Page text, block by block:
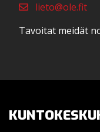
lieto@ole.fit
Tavoitat meidät